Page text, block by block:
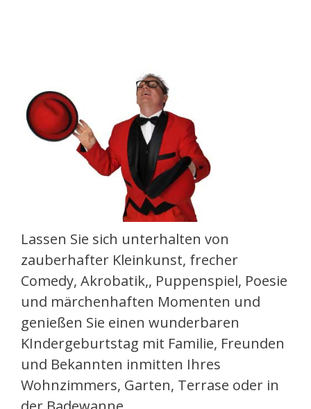
Lassen Sie sich unterhalten von
zauberhafter Kleinkunst, frecher
Comedy, Akrobatik,, Puppenspiel, Poesie
und märchenhaften Momenten und
genießen Sie einen wunderbaren
KIndergeburtstag mit Familie, Freunden
und Bekannten inmitten Ihres
Wohnzimmers, Garten, Terrase oder in